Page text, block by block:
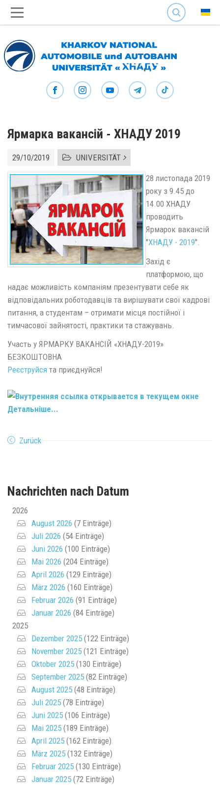
SEARCH
Ярмарка вакансій - ХНАДУ 2019
29/10/2019 UNIVERSITÄT
28 листопада 2019
року з 9.45 до
14.00 ХНАДУ
проводить
Ярмарок вакансій
"ХНАДУ - 2019".
Захід є
платформою, що
надає можливість компаніям презентувати себе як
відповідальних роботодавців та вирішувати свої кадрові
питання, а студентам – отримати місця постійної і
тимчасової зайнятості, практики та стажувань.
Участь у ЯРМАРКУ ВАКАНСІЙ «ХНАДУ-2019»
БЕЗКОШТОВНА
Реєструйся та приєднуйся!
Детальніше...
Zurück
Nachrichten nach Datum
2026
August 2026 (7 Einträge)
Juli 2026 (54 Einträge)
Juni 2026 (100 Einträge)
Mai 2026 (204 Einträge)
April 2026 (129 Einträge)
März 2026 (160 Einträge)
Februar 2026 (91 Einträge)
Januar 2026 (84 Einträge)
2025
Dezember 2025 (122 Einträge)
November 2025 (121 Einträge)
Oktober 2025 (130 Einträge)
September 2025 (82 Einträge)
August 2025 (48 Einträge)
Juli 2025 (78 Einträge)
Juni 2025 (106 Einträge)
Mai 2025 (189 Einträge)
April 2025 (162 Einträge)
März 2025 (132 Einträge)
Februar 2025 (130 Einträge)
Januar 2025 (72 Einträge)